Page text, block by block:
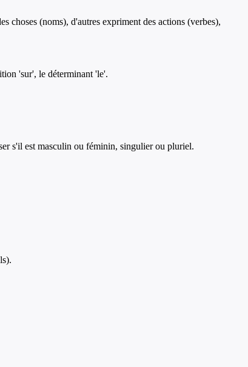
choses (noms), d'autres expriment des actions (verbes),
'sur', le déterminant 'le'.
s'il est masculin ou féminin, singulier ou pluriel.